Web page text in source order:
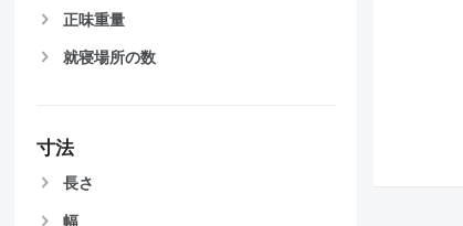
正味重量
就寝場所の数
寸法
長さ
幅